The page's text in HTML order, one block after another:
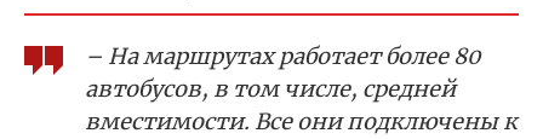
– На маршрутах работает более 80
автобусов, в том числе, средней
вместимости. Все они подключены к